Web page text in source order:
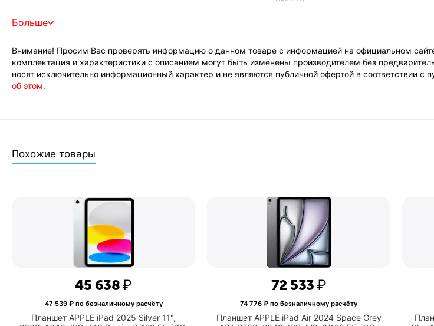
камера
Бренд
HONOR
Ёмкость
аккумулятора
10050 мАч
Операционная
Частота
обновления
144 Гц
Сайт
производителя
Больше
Внимание! Просим Вас проверять информацию о данном товаре с информацией на официальном
комплектация и характеристики с описанием могут быть изменены производителем без
носят исключительно информационный характер и не являются публичной офертой в соответствии
об этом.
Похожие товары
Планшет APPLE iPad 2025 Silver 11",
45 638₽
47 539₽ по безналичному расчёту
Планшет APPLE iPad Air 2024 Space Grey
72 533₽
74 776 ₽ по безналичному расчёту